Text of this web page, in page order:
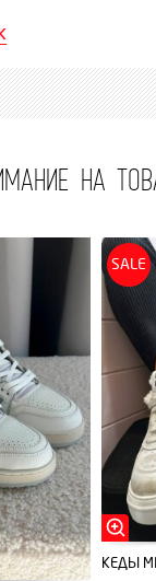
НА
SALE
КЕДЫ